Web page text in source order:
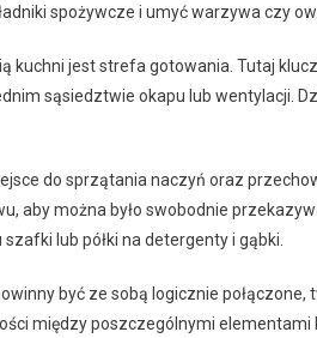
spożywcze i umyć warzywa czy
kuchni jest strefa gotowania. Tutaj
sąsiedztwie okapu lub wentylacji.
do sprzątania naczyń oraz
aby można było swobodnie
lub półki na detergenty i gąbki.
być ze sobą logicznie
między poszczególnymi elementami